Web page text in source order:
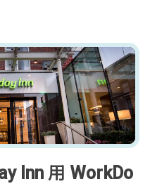
Inn 用 WorkDo